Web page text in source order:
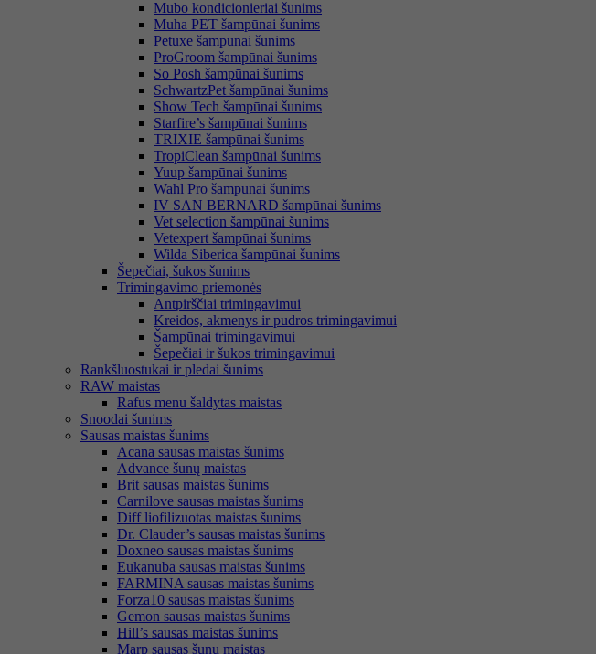
Mubo kondicionieriai šunims
Muha PET šampūnai šunims
Petuxe šampūnai šunims
ProGroom šampūnai šunims
So Posh šampūnai šunims
SchwartzPet šampūnai šunims
Show Tech šampūnai šunims
Starfire’s šampūnai šunims
TRIXIE šampūnai šunims
TropiClean šampūnai šunims
Yuup šampūnai šunims
Wahl Pro šampūnai šunims
IV SAN BERNARD šampūnai šunims
Vet selection šampūnai šunims
Vetexpert šampūnai šunims
Wilda Siberica šampūnai šunims
Šepečiai, šukos šunims
Trimingavimo priemonės
Antpirščiai trimingavimui
Kreidos, akmenys ir pudros trimingavimui
Šampūnai trimingavimui
Šepečiai ir šukos trimingavimui
Rankšluostukai ir pledai šunims
RAW maistas
Rafus menu šaldytas maistas
Snoodai šunims
Sausas maistas šunims
Acana sausas maistas šunims
Advance šunų maistas
Brit sausas maistas šunims
Carnilove sausas maistas šunims
Diff liofilizuotas maistas šunims
Dr. Clauder’s sausas maistas šunims
Doxneo sausas maistas šunims
Eukanuba sausas maistas šunims
FARMINA sausas maistas šunims
Forza10 sausas maistas šunims
Gemon sausas maistas šunims
Hill’s sausas maistas šunims
Marp sausas šunų maistas